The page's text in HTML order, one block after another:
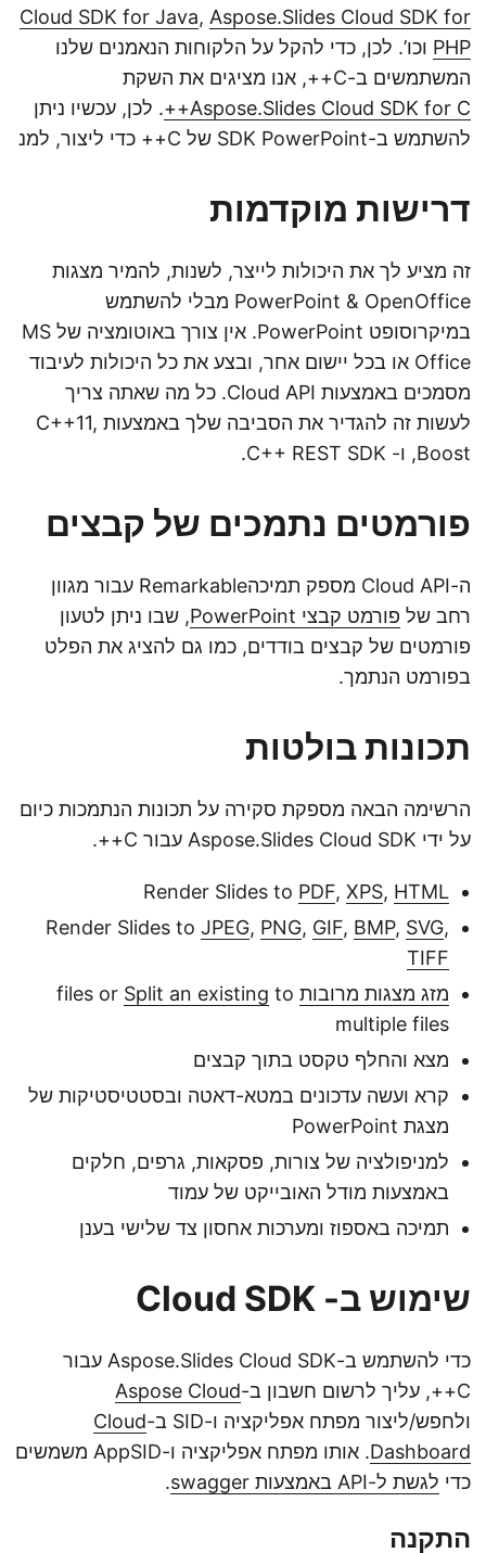
Cloud SDK for Java ,Aspose.Slides Cloud SDK for
PHPוכו’. לכן, כדי להקל על הלקוחות הנאמנים שלנו
המשתמשים ב-C++, אנו מציגים את השקת
Aspose.Slides Cloud SDK for C++
. לכן, עכשיו ניתן
להשתמש ב-SDK PowerPoint של C++ כדי ליצור, למנ
דרישות מוקדמות
זה מציע לך את היכולות לייצר, לשנות, להמיר מצגות
PowerPoint & OpenOffice מבלי להשתמש
במיקרוסופט PowerPoint. אין צורך באוטומציה של MS
Office או בכל יישום אחר, ובצע את כל היכולות לעיבוד
מסמכים באמצעות Cloud API. כל מה שאתה צריך
לעשות זה להגדיר את הסביבה שלך באמצעות C++11,
Boost, ו- C++ REST SDK.
פורמטים נתמכים של קבצים
ה-Cloud API מספק תמיכהRemarkable עבור מגוון
רחב שלפורמט קבצי PowerPoint
, שבו ניתן לטעון
פורמטים של קבצים בודדים, כמו גם להציג את הפלט
בפורמט הנתמך.
תכונות בולטות
הרשימה הבאה מספקת סקירה על תכונות הנתמכות כיום
על ידי Aspose.Slides Cloud SDK עבור C++.
Render Slides toPDF ,XPS ,HTML
Render Slides toJPEG ,PNG ,GIF ,BMP ,SVG
TIFF
מזג מצגות מרובותfiles or
Split an existingto
multiple files
מצא והחלף טקסט בתוך קבצים
קרא ועשה עדכונים במטא-דאטה ובסטטיסטיקות של
מצגת PowerPoint
למניפולציה של צורות, פסקאות, גרפים, חלקים
באמצעות מודל האובייקט של עמוד
תמיכה באספוז ומערכות אחסון צד שלישי בענן
שימוש ב- Cloud SDK
כדי להשתמש ב-Aspose.Slides Cloud SDK עבור
C++, עליך לרשום חשבון ב-
Aspose Cloud
ולחפש/ליצור מפתח אפליקציה ו-SID ב-
Cloud
Dashboard
. אותו מפתח אפליקציה ו-AppSID משמשים
כדילגשת ל-API באמצעות swagger .
התקנה